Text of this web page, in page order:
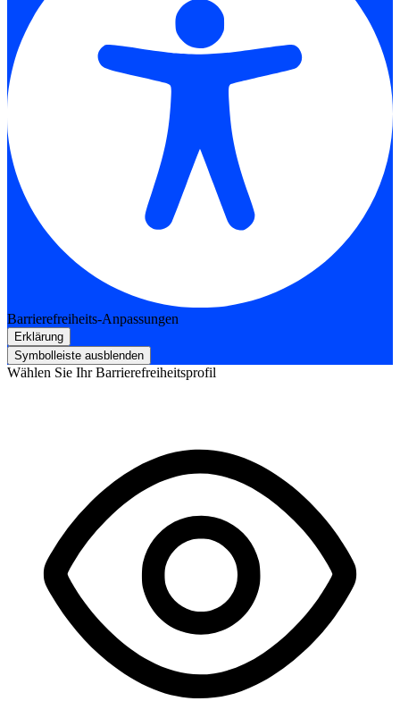
Barrierefreiheits-Anpassungen
Erklärung
Symbolleiste ausblenden
Wählen Sie Ihr Barrierefreiheitsprofil